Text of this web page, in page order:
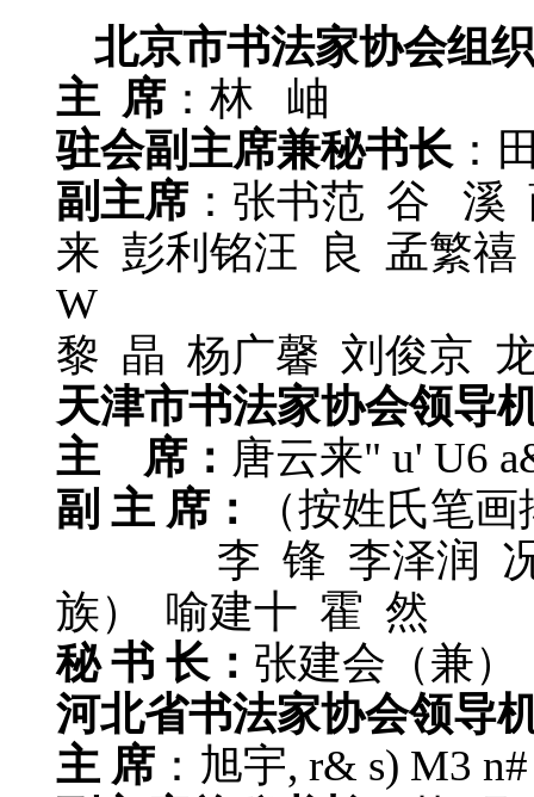
北京市书法家协会组
主 席 ：林 岫
驻会副主席兼秘书长 ：
副主席 ：张书范 谷 溪
来 彭利铭汪 良 孟繁
W
黎 晶 杨广馨 刘俊京
天津市书法家协会领导
主 席： 唐云来" u' U6
副 主 席：
（按姓氏笔
李 锋 李泽润 况瑞
族） 喻建十 霍 然
秘 书 长： 张建会（兼）
河北省书法家协会领导
主 席 ：旭宇, r& s) M3